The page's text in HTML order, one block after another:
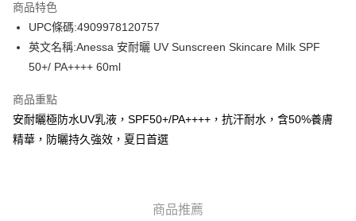
WeChat Pay
送貨方式
付款後門市自取，訂單確認後2-4個工作天到店，7天內取。逾期後
商品特色
UPC條碼:4909978120757
英文名稱:Anessa 安耐曬 UV Sunscreen Skincare Milk SPF
50+/ PA++++ 60ml
商品重點
安耐曬極防水UV乳液，SPF50+/PA++++，抗汗耐水，含50%養膚
精華，防曬持久強效，夏日首選
商品推薦